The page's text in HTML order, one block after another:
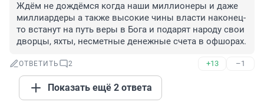
Ждём не дождёмся когда наши миллионеры и даже
миллиардеры а также высокие чины власти наконец-
то встанут на путь веры в Бога и подарят народу свои
дворцы, яхты, несметные денежные счета в офшорах.
ОТВЕТИТЬ 2 +13 –1
Показать ещё 2 ответа